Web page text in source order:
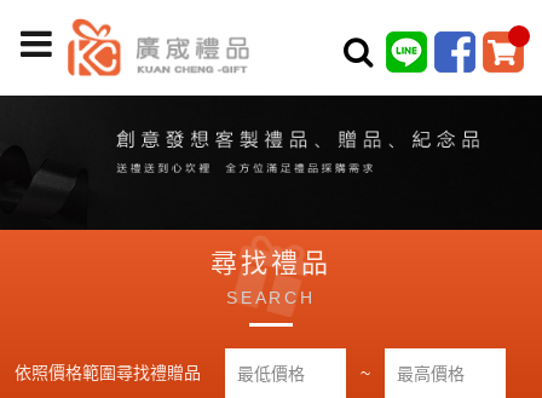
尋找禮品
SEARCH
依照價格範圍尋找禮贈品 ~